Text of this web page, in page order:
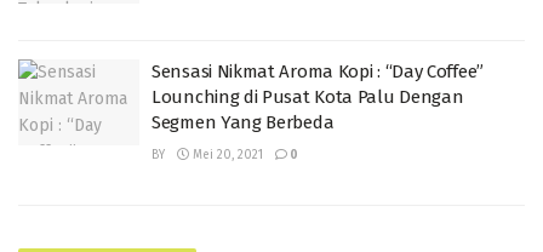
Sensasi Nikmat Aroma Kopi : “Day Coffee”
Lounching di Pusat Kota Palu Dengan
Segmen Yang Berbeda
BY Mei 20, 2021 0